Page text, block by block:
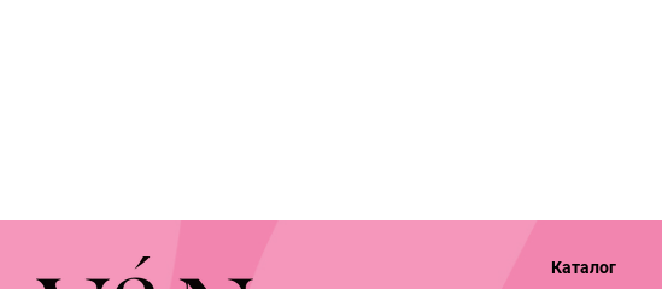
Каталог